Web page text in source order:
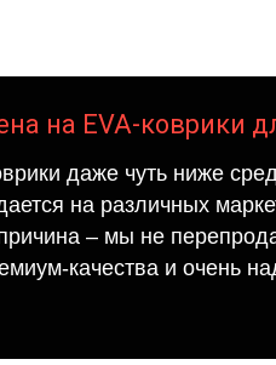
на EVA-коврики
даже чуть ниже
на различных
– мы не
качества и очень